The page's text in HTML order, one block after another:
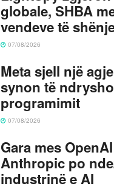
globale, SHBA
vendeve të
07/08/2026
Meta sjell një
synon të
programimit
07/08/2026
Gara mes
Anthropic po
industrinë e AI